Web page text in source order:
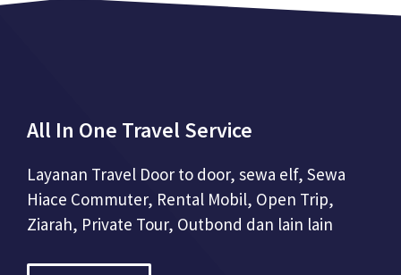
All In One Travel Service
Layanan Travel Door to door, sewa elf, Sewa
Hiace Commuter, Rental Mobil, Open Trip,
Ziarah, Private Tour, Outbond dan lain lain